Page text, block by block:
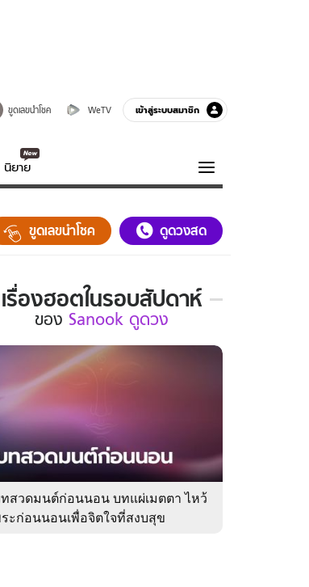
ขูดเลขนำโชค WeTV เข้าสู่ระบบสมาชิก
นิยาย
ความรู้รอบตัว
ฮาวทู
ขูดเลขนำโชค ดูดวงสด
เรื่องฮอตในรอบสัปดาห์
ของ Sanook ดูดวง
สวดมนต์ก่อนนอน บทแผ่เมตตา ไหว้
ะก่อนนอนเพื่อจิตใจที่สงบสุข